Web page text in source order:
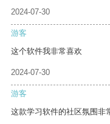
2024-07-30
游客
这个软件我非常喜欢
2024-07-30
游客
这款学习软件的社区氛围非